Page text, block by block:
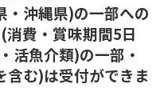
沖縄県)の一部への
費・賞味期間5日
活魚介類)の一部・
む)は受付ができま